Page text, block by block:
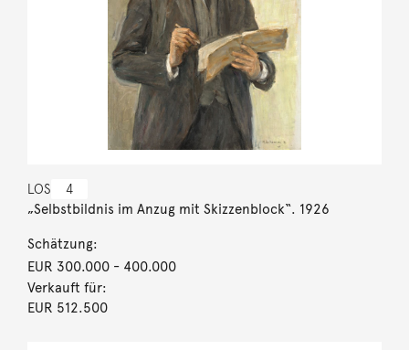
LOS 4
„Selbstbildnis im Anzug mit Skizzenblock“. 1926
Schätzung:
EUR 300.000- 400.000
Verkauft für:
EUR 512.500